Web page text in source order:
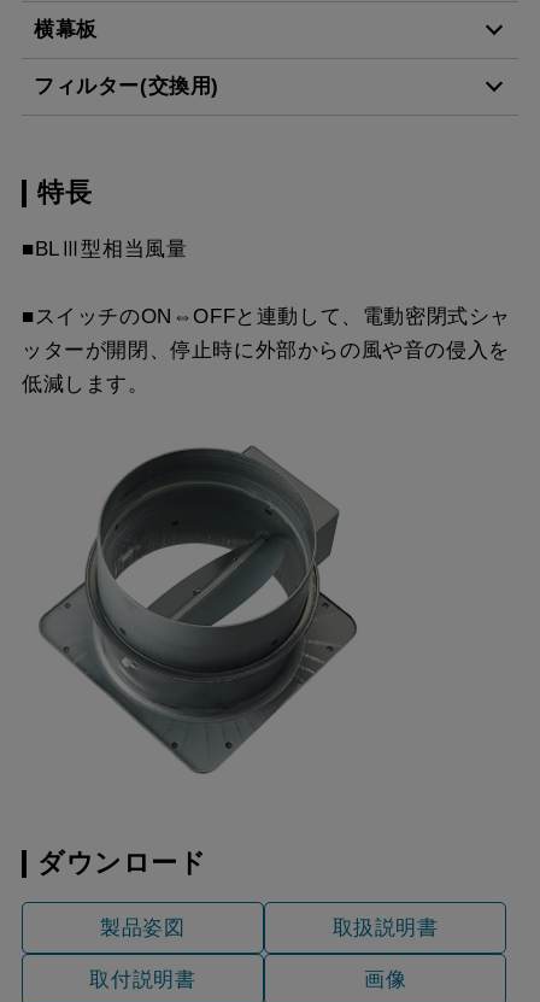
MP-751 BK ¥5,610（税抜価格 ￥
MP-751 W ¥5,610（税抜価格 ￥
MP-752 BK
MP-752 SI ¥7,370（税抜価格 ￥
MP-753 BK
MP-753 W
MP-753 SI ¥7,370（税抜価格 ￥
LD-15 ¥3,520（税抜価格 ￥
横幕板
YMP10-345 W
YMP10-345 SI
YMP20-345 BK ¥3,300（税抜価格 ￥
YMP20-345 W
YMP20-345 SI
YMP30-345 BK ¥3,300（税抜価格 ￥
YMP30-345 W ¥3,300（税抜価格 ￥
YMP30-345 SI ¥5,170（税抜価格 ￥
フィルター(交換用)
CSF10-3421
スクロールできます
特長
■BLⅢ型相当風量
■スイッチのON⇔OFFと連動して、電動密閉式シャ
ッターが開閉、停止時に外部からの風や音の侵入を
低減します。
ダウンロード
製品姿図 取扱説明書
取付説明書 画像